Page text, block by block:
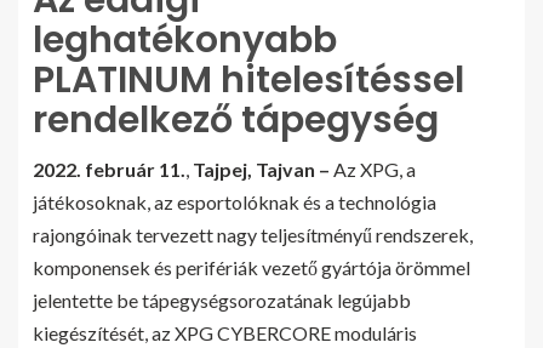
leghatékonyabb
PLATINUM hitelesítéssel
rendelkező tápegység
2022. február 11. Tajpej, Tajvan – Az XPG, a
játékosoknak, az esportolóknak és a technológia
rajongóinak tervezett nagy teljesítményű rendszerek,
komponensek és perifériák vezető gyártója örömmel
jelentette be tápegységsorozatának legújabb
kiegészítését, az XPG CYBERCORE moduláris